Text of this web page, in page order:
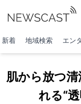
新着 地域検索 エン
肌から放つ
れる“